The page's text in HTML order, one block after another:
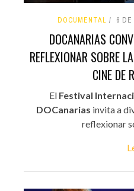
DOCUMENTAL 6 DE
DOCANARIAS
REFLEXIONAR SOBRE
CINE DE
El Festival
DOCanarias invita a
reflexionar